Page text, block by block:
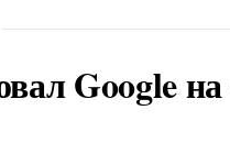
Google